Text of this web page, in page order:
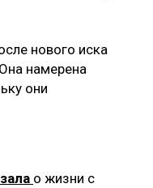
нового иска
намерена
они
о жизни с